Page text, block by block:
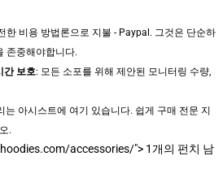
한 비용 방법론으로 지불 - Paypal. 그것은 단순하
존중해야합니다.
간 보호: 모든 소포를 위해 제안된 모니터링 수량,
는 아시스트에 여기 있습니다. 쉽게 구매 전문 지
.
hoodies.com/accessories/"> 1개의 펀치 남